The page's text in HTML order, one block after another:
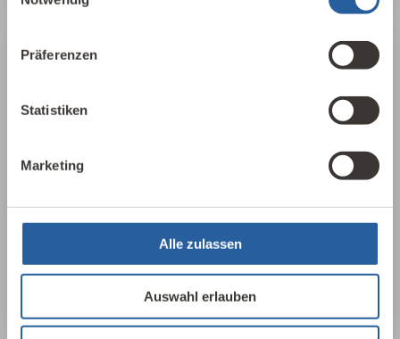
Präferenzen
Statistiken
Marketing
Alle zulassen
Auswahl erlauben
Für einen schnellen, aufschlussreichen
Baubiologie die wichtigsten Parameter
zusammengefasst. In 17 Sprachen, als PDF
oder als Plakat erhältlich.
25 Leitlinien ansehen